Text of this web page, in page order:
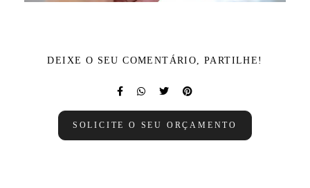
DEIXE O SEU COMENTÁRIO, PARTILHE!
SOLICITE O SEU ORÇAMENTO